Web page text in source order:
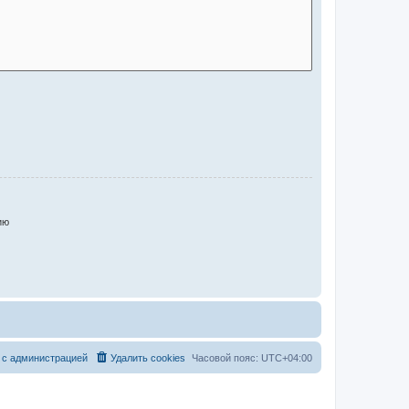
Часовой пояс: UTC+04:00
Удалить cookies
администрацией